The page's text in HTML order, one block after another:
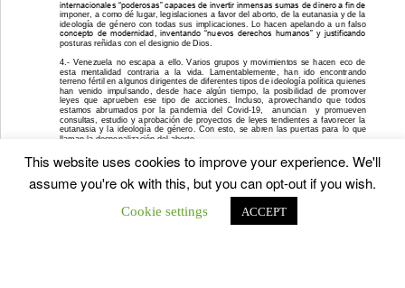
This website uses cookies to improve your experience. We'll
assume you're ok with this, but you can opt-out if you wish.
Cookie settings ACCEPT